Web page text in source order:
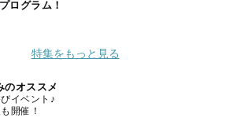
ログラム！
特集をもっと見る
のオススメ
イベント♪
開催！